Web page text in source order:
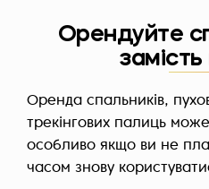
Орендуйте
замість
Оренда спальників,
трекінгових палиць
особливо якщо ви не
часом знову